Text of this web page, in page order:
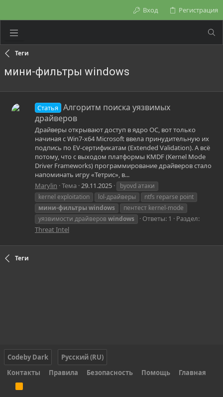
Вход Регистрация
Теги
мини-фильтры windows
Статья
Алгоритм поиска уязвимых
драйверов
Драйверы открывают доступ в ядро ОС, вот только
начиная с Win7-x64 Microsoft ввела принудительную их
подпись по EV-сертификатам (Extended Validation). А всё
потому, что с выходом платформы KMDF (Kernel Mode
Driver Frameworks) программирование драйверов стало
напоминать игру «Тетрис», в...
Marylin Тема 29.11.2025
byovd атаки
kernel exploitation
lol-драйверы
ntfs reparse point
мини-фильтры windows
пентест kernel-mode
уязвимости драйверов windows Ответы: 1
Раздел:
Threat Intel
Теги
Codeby Dark
Русский (RU)
Контакты
Правила Безопасность Помощь Главная